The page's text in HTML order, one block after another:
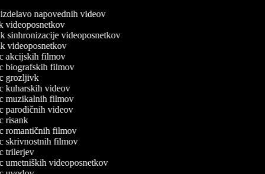
izdelavo napovednih videov
videoposnetkov
sinhronizacije videoposnetkov
videoposnetkov
akcijskih filmov
biografskih filmov
grozljivk
kuharskih videov
muzikalnih filmov
parodičnih videov
risank
romantičnih filmov
skrivnostnih filmov
trilerjev
umetniških videoposnetkov